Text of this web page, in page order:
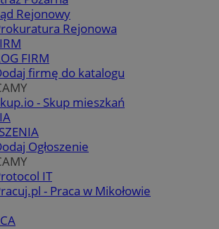
Rejonowy
Rejonowa
FIRM
firmę do katalogu
- Skup mieszkań
Ogłoszenie
IT
- Praca w Mikołowie